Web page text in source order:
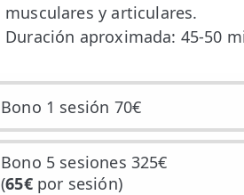
musculares y articulares.
Duración aproximada: 45-50
Bono 1 sesión 70€
Bono 5 sesiones 325€
(65€por sesión)